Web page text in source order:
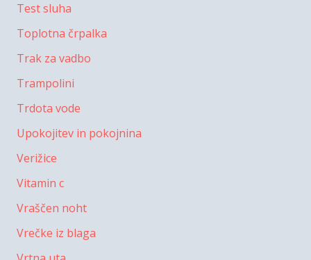
Test sluha
Toplotna črpalka
Trak za vadbo
Trampolini
Trdota vode
Upokojitev in pokojnina
Verižice
Vitamin c
Vraščen noht
Vrečke iz blaga